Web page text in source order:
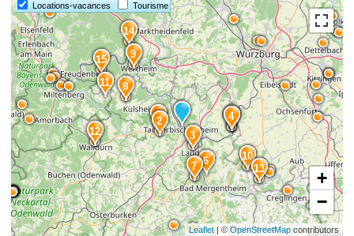
Locations-vacances Tourisme
15
14
13
12
11
10
9
8
7 6
5
4
3
2
1
+
−
Leaflet| © OpenStreetMapcontributors